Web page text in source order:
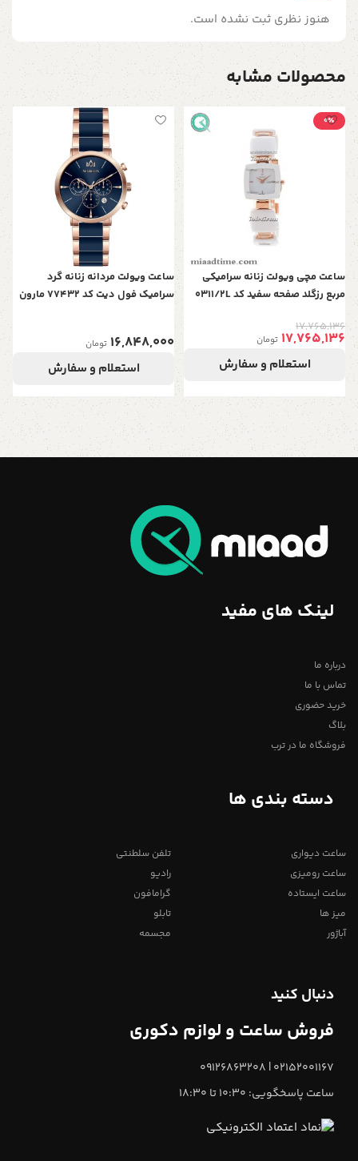
هنوز نظری ثبت نشده است.
محصولات مشابه
0٪
ساعت مچی ویولت زنانه سرامیکی
مربع رزگلد صفحه سفید کد 0311/2L
17,765,136
17,765,136 تومان
استعلام و سفارش
ساعت ویولت مردانه زنانه گرد
سرامیک فول دیت کد 77432 مارون
16,848,000 تومان
استعلام و سفارش
لینک های مفید
درباره ما
تماس با ما
خرید حضوری
بلاگ
فروشگاه ما در ترب
دسته بندی ها
ساعت دیواری
ساعت رومیزی
ساعت ایستاده
میز ها
آباژور
تلفن سلطنتی
رادیو
گرامافون
تابلو
مجسمه
دنبال کنید
فروش ساعت و لوازم دکوری
02152001167 | 09126863208
ساعت پاسخگویی: 10:30 تا 18:30